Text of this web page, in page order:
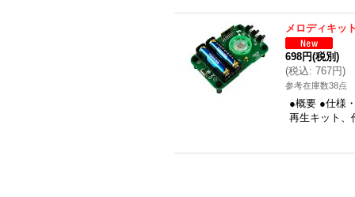
メロディキッ
698円(税別)
(税込: 767円)
参考在庫数38点
●概要 ●仕様
再生キット、